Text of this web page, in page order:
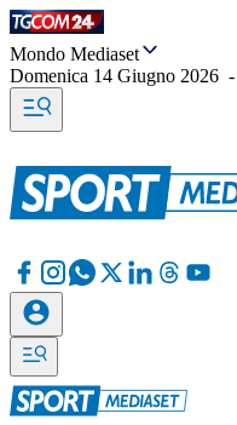
Mondo Mediaset
Domenica 14 Giugno 2026 -